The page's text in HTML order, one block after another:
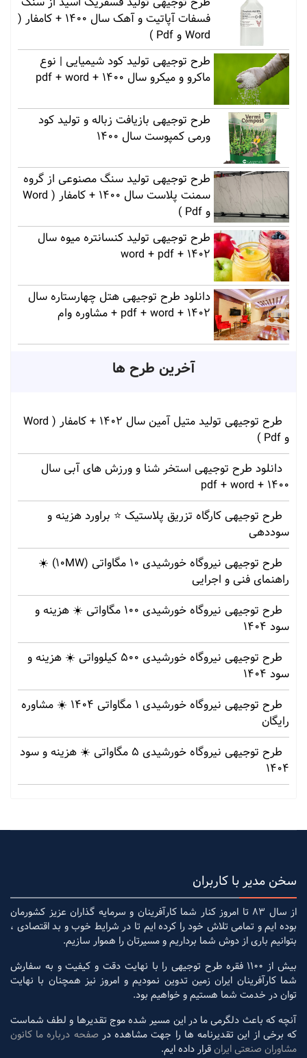
فسفات آپاتیت و آهک سال 1400 + کامفار (
Word و Pdf )
طرح توجیهی تولید کود شیمیایی | نوع
ماکرو و میکرو سال 1400 + pdf + word
طرح توجیهی بازیافت زباله و تولید کود
ورمی کمپوست سال 1400
طرح توجیهی تولید سنگ مصنوعی از گروه
سمنت پلاست سال 1400 + کامفار ( Word
و Pdf )
طرح توجیهی تولید کنسانتره میوه سال
1402 + word + pdf
دانلود طرح توجیهی هتل چهارستاره سال
1402 + pdf + word + مشاوره وام
آخرین طرح ها
طرح توجیهی تولید متیل آمین سال 1402 + کامفار ( Word
و Pdf )
دانلود طرح توجیهی استخر شنا و ورزش های آبی سال
1400 + pdf + word
طرح توجیهی کارگاه تزریق پلاستیک ⭐ براورد هزینه و
سوددهی
طرح توجیهی نیروگاه خورشیدی 10 مگاواتی (10MW) ☀️
راهنمای فنی و اجرایی
طرح توجیهی نیروگاه خورشیدی 100 مگاواتی ☀️ هزینه‌ و
سود 1404
طرح توجیهی نیروگاه خورشیدی 500 کیلوواتی ☀️ هزینه‌ و
سود 1404
طرح توجیهی نیروگاه خورشیدی 1 مگاواتی 1404 ☀️ مشاوره
رایگان
طرح توجیهی نیروگاه خورشیدی 5 مگاواتی ☀️ هزینه‌ و سود
1404
سخن مدیر با کاربران
از سال 83 تا امروز کنار شما کارآفرینان و سرمایه گذاران عزیز کشورمان
بوده ایم و تمامی تلاش خود را کرده ایم تا در شرایط خوب و بد اقتصادی ،
بتوانیم باری از دوش شما برداریم و مسیرتان را هموار سازیم.
بیش از 1100 فقره طرح توجیهی را با نهایت دقت و کیفیت و به سفارش
شما کارآفرینان ایران زمین تدوین نمودیم و امروز نیز همچنان با نهایت
توان در خدمت شما هستیم و خواهیم بود.
آنچه که باعث دلگرمی ما در این مسیر شده موج تقدیرها و لطف شماست
که برخی از این تقدیرنامه ها را جهت مشاهده در صفحه درباره ما کانون
مشاوران صنعتی ایرانقرار داده ایم.